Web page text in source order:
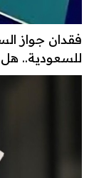
فقدان جواز
للسعودية..